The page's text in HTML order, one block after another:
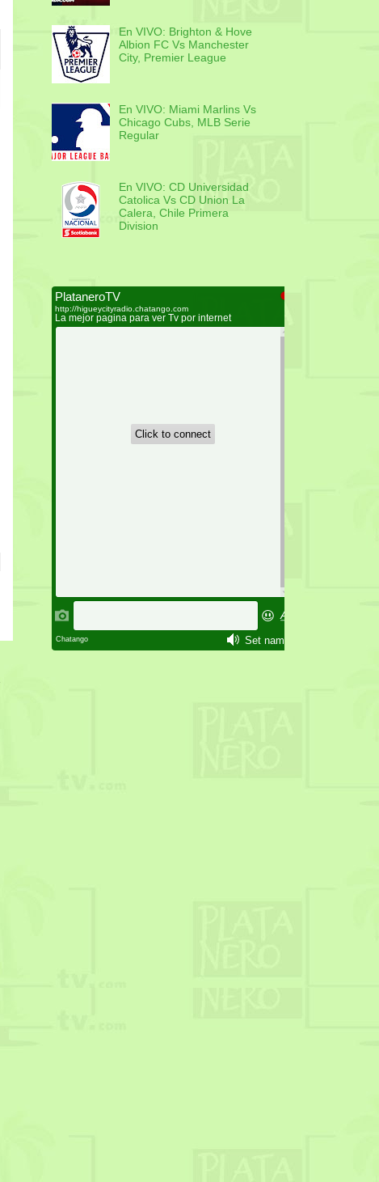
En VIVO: Brighton & Hove
Albion FC Vs Manchester
City, Premier League
En VIVO: Miami Marlins Vs
Chicago Cubs, MLB Serie
Regular
En VIVO: CD Universidad
Catolica Vs CD Union La
Calera, Chile Primera
Division